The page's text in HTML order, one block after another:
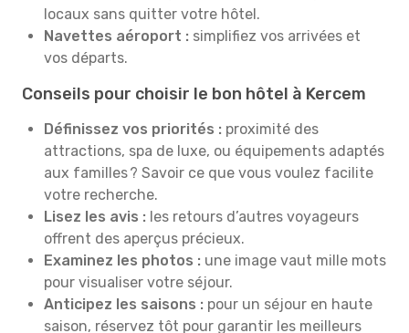
locaux sans quitter votre hôtel.
Navettes aéroport : simplifiez vos arrivées et
vos départs.
Conseils pour choisir le bon hôtel à Kercem
Définissez vos priorités : proximité des
attractions, spa de luxe, ou équipements adaptés
aux familles ? Savoir ce que vous voulez facilite
votre recherche.
Lisez les avis : les retours d’autres voyageurs
offrent des aperçus précieux.
Examinez les photos : une image vaut mille mots
pour visualiser votre séjour.
Anticipez les saisons : pour un séjour en haute
saison, réservez tôt pour garantir les meilleurs